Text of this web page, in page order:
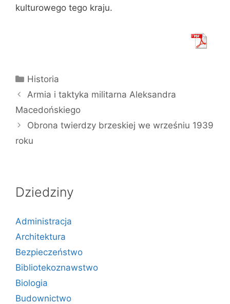
kulturowego tego kraju.
Kategorie
Historia
Armia i taktyka militarna Aleksandra
Macedońskiego
Obrona twierdzy brzeskiej we wrześniu 1939
roku
Dziedziny
Administracja
Architektura
Bezpieczeństwo
Bibliotekoznawstwo
Biologia
Budownictwo